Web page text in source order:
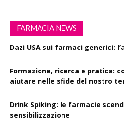
FARMACIA NEWS
Dazi USA sui farmaci generici:
Formazione, ricerca e pratica:
aiutare nelle sfide del nostro
Drink Spiking: le farmacie
sensibilizzazione